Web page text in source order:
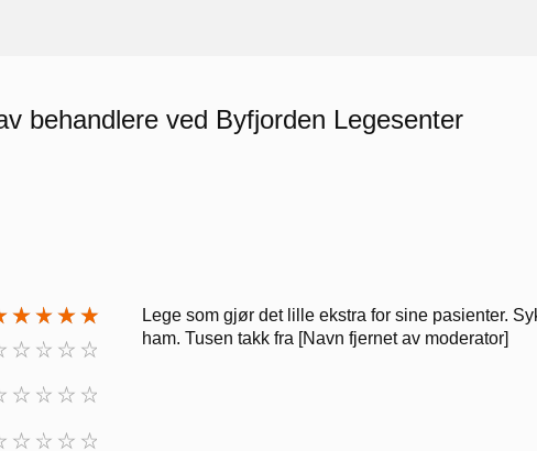
behandlere ved Byfjorden Legesenter
Lege som gjør det lille ekstra for sine pasienter.
ham. Tusen takk fra [Navn fjernet av moderator]